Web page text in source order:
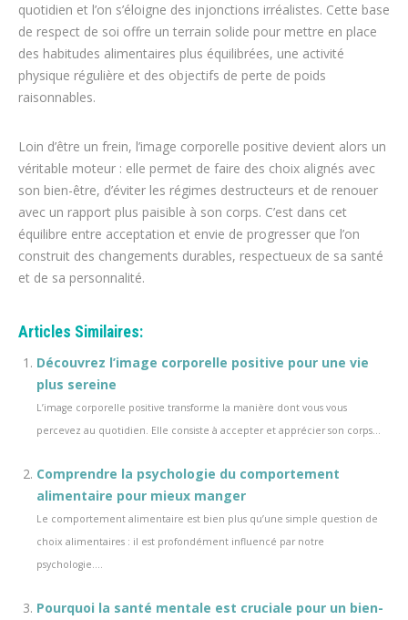
quotidien et l’on s’éloigne des injonctions irréalistes. Cette base
de respect de soi offre un terrain solide pour mettre en place
des habitudes alimentaires plus équilibrées, une activité
physique régulière et des objectifs de perte de poids
raisonnables.
Loin d’être un frein, l’image corporelle positive devient alors un
véritable moteur : elle permet de faire des choix alignés avec
son bien-être, d’éviter les régimes destructeurs et de renouer
avec un rapport plus paisible à son corps. C’est dans cet
équilibre entre acceptation et envie de progresser que l’on
construit des changements durables, respectueux de sa santé
et de sa personnalité.
Articles Similaires:
Découvrez l’image corporelle positive pour une vie
plus sereine
L’image corporelle positive transforme la manière dont vous vous
percevez au quotidien. Elle consiste à accepter et apprécier son corps...
Comprendre la psychologie du comportement
alimentaire pour mieux manger
Le comportement alimentaire est bien plus qu’une simple question de
choix alimentaires : il est profondément influencé par notre
psychologie....
Pourquoi la santé mentale est cruciale pour un bien-